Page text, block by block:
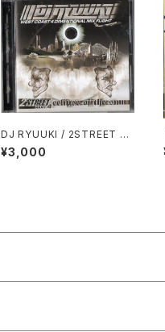
DJ RYUUKI / 2STREET pa
rt.4 ecipse of the sun
¥3,000